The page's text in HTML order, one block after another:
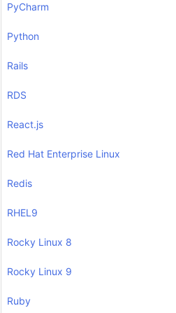
PyCharm
Python
Rails
RDS
React.js
Red Hat Enterprise Linux
Redis
RHEL9
Rocky Linux 8
Rocky Linux 9
Ruby